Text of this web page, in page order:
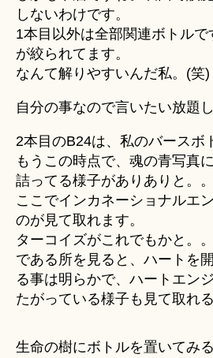
しないわけです。
1本目以外は全部関連ボトル
が絞られてます。
なんて解りやすいんだ私。(
自分の事なので言いたい放題し
2本目のB24は、私のバースボ
もうこの時点で、魂の青写真
詰ってる様子がありありと。。
ここでインカネーショナルエ
のが見て取れます。
ターコイズがこれでもかと。
である所を見ると、ハートを
る事は明らかで、ハートエン
たがっている様子も見て取れる
生命の樹にボトルを置いてみ